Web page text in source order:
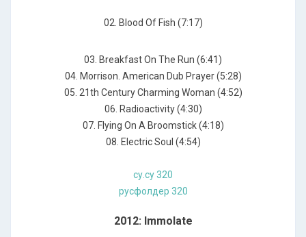
02. Blood Of Fish (7:17)
03. Breakfast On The Run (6:41)
04. Morrison. American Dub Prayer (5:28)
05. 21th Century Charming Woman (4:52)
06. Radioactivity (4:30)
07. Flying On A Broomstick (4:18)
08. Electric Soul (4:54)
су.су 320
русфолдер 320
2012: Immolate